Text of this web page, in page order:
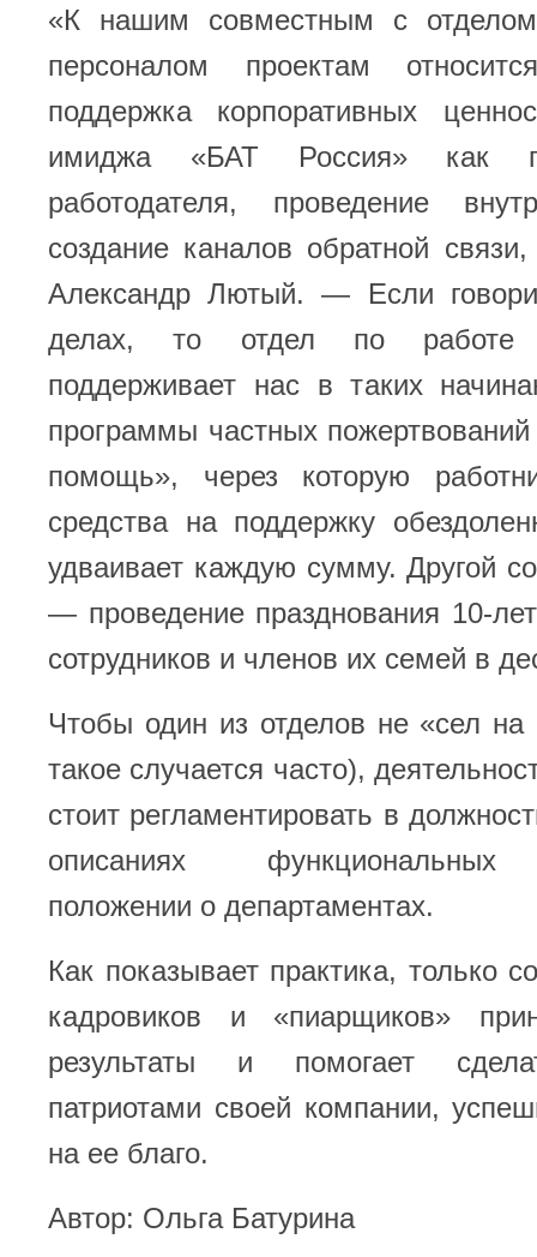
«К нашим совместным с
персоналом проектам
поддержка корпоративных
имиджа «БАТ Россия» как
работодателя, проведение
создание каналов обратной
Александр Лютый. — Если
делах, то отдел по работе
поддерживает нас в таких
программы частных
помощь», через которую
средства на поддержку
удваивает каждую сумму. Другой
— проведение празднования 10-
сотрудников и членов их семей в
Чтобы один из отделов не «сел
такое случается часто),
стоит регламентировать в
описаниях функциональных
положении о департаментах.
Как показывает практика, только
кадровиков и «пиарщиков»
результаты и помогает
патриотами своей компании,
на ее благо.
Автор: Ольга Батурина